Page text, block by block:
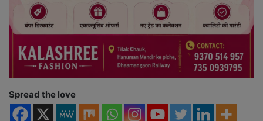
Spread the love